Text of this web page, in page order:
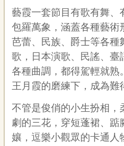
藝霞一套節目有歌有舞、
包羅萬象，涵蓋各種藝術
芭蕾、民族、爵士等各種
歌，日本演歌、民謠、臺
各種曲調，都得駕輕就熟
王月霞的磨練下，成為難
不管是俊俏的小生扮相，
劇的三花，穿短蓬裙、踮
孃，逗樂小觀眾的卡通人